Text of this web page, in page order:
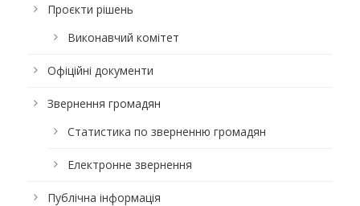
Проєкти рішень
Виконавчий комітет
Офіційні документи
Звернення громадян
Статистика по зверненню громадян
Електронне звернення
Публічна інформація